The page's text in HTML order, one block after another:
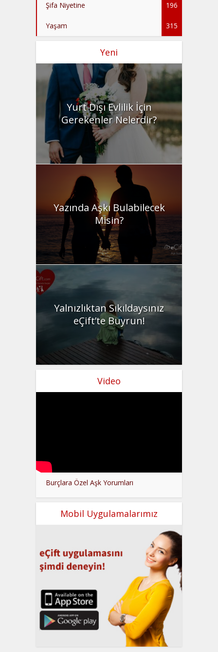
Şifa Niyetine 196
Yaşam 315
Yeni
Yurt Dışı Evlilik İçin
Gerekenler Nelerdir?
Yazında Aşkı Bulabilecek
Misin?
Yalnızlıktan Sıkıldaysınız
eÇift’te Buyrun!
Video
Burçlara Özel Aşk Yorumları
Mobil Uygulamalarımız